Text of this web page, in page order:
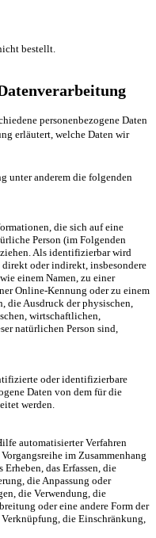
bestellt.
personenbezogene Daten
erläutert, welche Daten wir
unter anderem die folgenden
die sich auf eine
Person (im Folgenden
Als identifizierbar wird
oder indirekt, insbesondere
einem Namen, zu einer
Online-Kennung oder zu einem
die Ausdruck der physischen,
wirtschaftlichen,
natürlichen Person sind,
oder identifizierbare
Daten von dem für die
werden.
automatisierter Verfahren
im Zusammenhang
das Erfassen, die
die Anpassung oder
die Verwendung, die
oder eine andere Form der
die Einschränkung,